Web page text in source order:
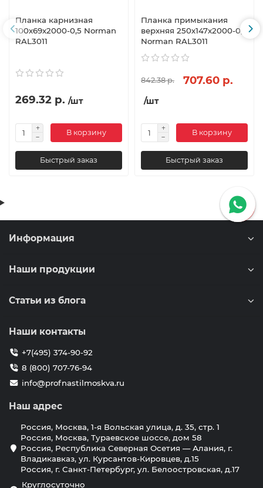
Планка карнизная
100х69х2000-0,5 Norman
RAL3011
269.32 р. /шт
В корзину
Быстрый заказ
Планка примыкания
верхняя 250х147х2000-0,5
Norman RAL3011
842.38 р. 707.60 р.
/шт
В корзину
Быстрый заказ
Информация
Наши продукции
Статьи из блога
Наши контакты
+7(495) 374-90-92
8 (800) 707-76-94
info@profnastilmoskva.ru
Наш адрес
Россия, Москва, 1-я Вольская улица, д. 35, стр. 1
Россия, Москва, Тураевское шоссе, дом 58
Россия, Республика Северная Осетия — Алания, г.
Владикавказ, ул. Курсантов-Кировцев, д.15
Россия, г. Санкт-Петербург, ул. Белоостровская, д.17
Круглосуточно